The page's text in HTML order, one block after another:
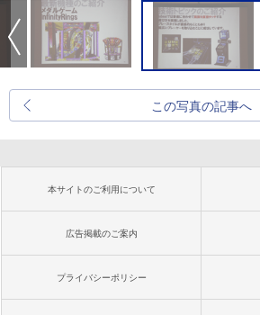
この写真の記事へ
本サイトのご利用について
広告掲載のご案内
プライバシーポリシー